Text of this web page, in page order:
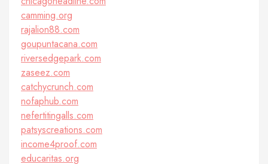
camming.org
rajalion88.com
goupuntacana.com
riversedgepark.com
zaseez.com
catchycrunch.com
nofaphub.com
nefertitingalls.com
patsyscreations.com
income4proof.com
educaritas.org